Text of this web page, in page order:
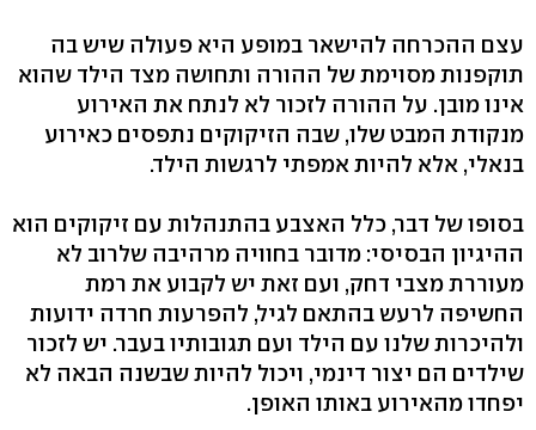
עצם ההכרחה להישאר במופע היא פעולה שיש בה
תוקפנות מסוימת של ההורה ותחושה מצד הילד שהוא
אינו מובן. על ההורה לזכור לא לנתח את האירוע
מנקודת המבט שלו, שבה הזיקוקים נתפסים כאירוע
בנאלי, אלא להיות אמפתי לרגשות הילד.
בסופו של דבר, כלל האצבע בהתנהלות עם זיקוקים הוא
ההיגיון הבסיסי: מדובר בחוויה מרהיבה שלרוב לא
מעוררת מצבי דחק, ועם זאת יש לקבוע את רמת
החשיפה לרעש בהתאם לגיל, להפרעות חרדה ידועות
ולהיכרות שלנו עם הילד ועם תגובותיו בעבר. יש לזכור
שילדים הם יצור דינמי, ויכול להיות שבשנה הבאה לא
יפחדו מהאירוע באותו האופן.